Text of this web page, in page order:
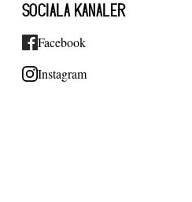
SOCIALA KANALER
Facebook
Instagram